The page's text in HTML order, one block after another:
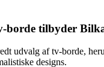
borde tilbyder
udvalg af tv-borde,
designs.